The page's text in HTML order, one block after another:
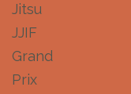
Jitsu
JJIF
Grand
Prix